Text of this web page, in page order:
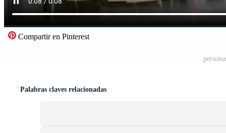
Compartir en Pinterest
Palabras claves relacionadas